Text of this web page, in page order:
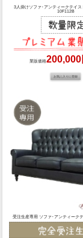
3人掛けソファ･アンティークテイ
10F112B
業販価格200,000
受注生産専用 ソファ･アンティーク